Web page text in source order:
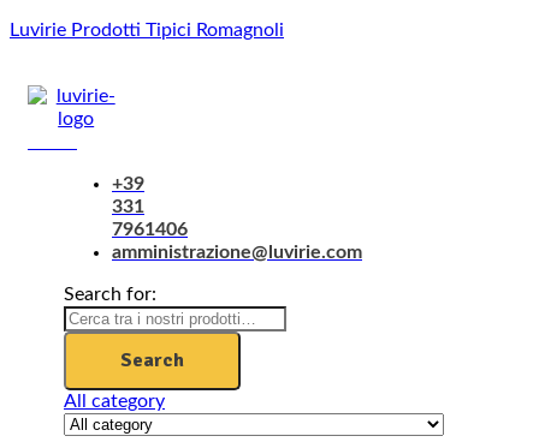
Luvirie Prodotti Tipici Romagnoli
+39
331
7961406
amministrazione@luvirie.com
Search for:
Search
All category